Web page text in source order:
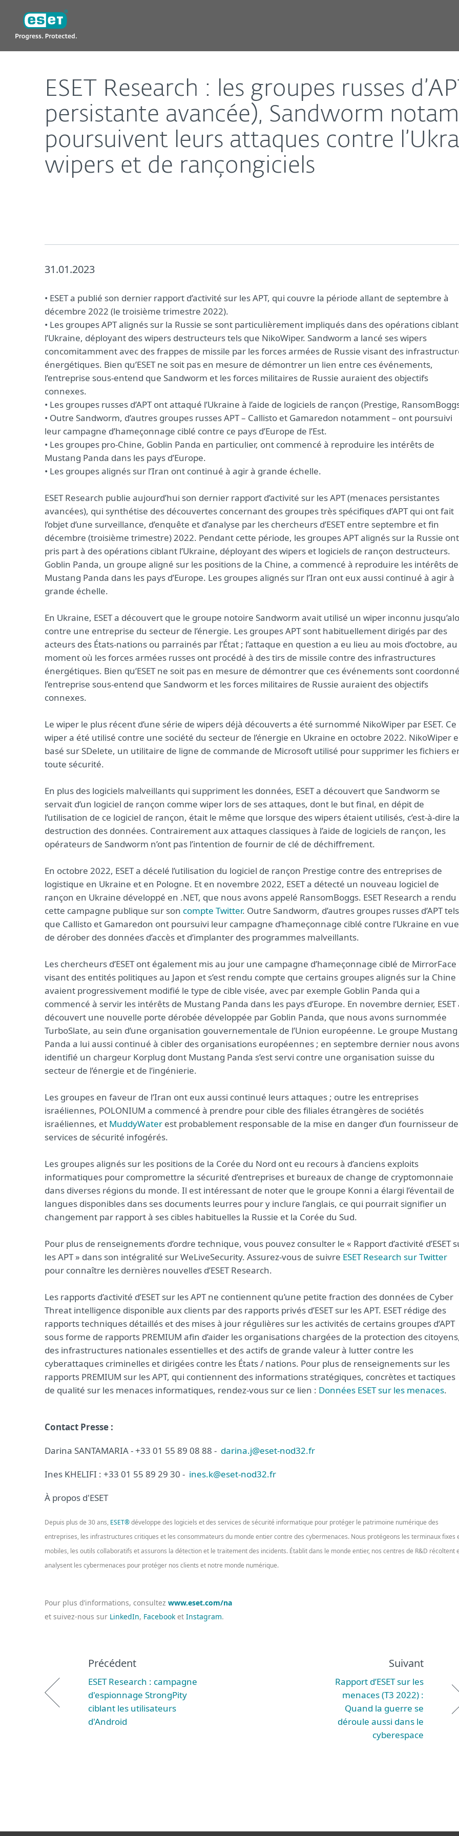
ESET Research : les groupes russes
persistante avancée), Sandworm
poursuivent leurs attaques contre
wipers et de rançongiciels
31.01.2023
• ESET a publié son dernier rapport d’activité sur les APT, qui couvre la période allant de septembre à
décembre 2022 (le troisième trimestre 2022).
• Les groupes APT alignés sur la Russie se sont particulièrement impliqués dans des opérations ciblant
l’Ukraine, déployant des wipers destructeurs tels que NikoWiper. Sandworm a lancé ses wipers
concomitamment avec des frappes de missile par les forces armées de Russie visant des
énergétiques. Bien qu’ESET ne soit pas en mesure de démontrer un lien entre ces événements,
l’entreprise sous-entend que Sandworm et les forces militaires de Russie auraient des objectifs
connexes.
• Les groupes russes d’APT ont attaqué l’Ukraine à l’aide de logiciels de rançon (Prestige,
• Outre Sandworm, d’autres groupes russes APT – Callisto et Gamaredon notamment – ont poursuivi
leur campagne d’hameçonnage ciblé contre ce pays d’Europe de l’Est.
• Les groupes pro-Chine, Goblin Panda en particulier, ont commencé à reproduire les intérêts de
Mustang Panda dans les pays d’Europe.
• Les groupes alignés sur l’Iran ont continué à agir à grande échelle.
ESET Research publie aujourd’hui son dernier rapport d’activité sur les APT (menaces persistantes
avancées), qui synthétise des découvertes concernant des groupes très spécifiques d’APT qui ont fait
l’objet d’une surveillance, d’enquête et d’analyse par les chercheurs d’ESET entre septembre et fin
décembre (troisième trimestre) 2022. Pendant cette période, les groupes APT alignés sur la Russie ont
pris part à des opérations ciblant l’Ukraine, déployant des wipers et logiciels de rançon destructeurs.
Goblin Panda, un groupe aligné sur les positions de la Chine, a commencé à reproduire les intérêts de
Mustang Panda dans les pays d’Europe. Les groupes alignés sur l’Iran ont eux aussi continué à agir à
grande échelle.
En Ukraine, ESET a découvert que le groupe notoire Sandworm avait utilisé un wiper inconnu
contre une entreprise du secteur de l’énergie. Les groupes APT sont habituellement dirigés par des
acteurs des États-nations ou parrainés par l’État ; l’attaque en question a eu lieu au mois d’octobre, au
moment où les forces armées russes ont procédé à des tirs de missile contre des infrastructures
énergétiques. Bien qu’ESET ne soit pas en mesure de démontrer que ces événements sont
l’entreprise sous-entend que Sandworm et les forces militaires de Russie auraient des objectifs
connexes.
Le wiper le plus récent d’une série de wipers déjà découverts a été surnommé NikoWiper par ESET. Ce
wiper a été utilisé contre une société du secteur de l’énergie en Ukraine en octobre 2022. NikoWiper
basé sur SDelete, un utilitaire de ligne de commande de Microsoft utilisé pour supprimer les fichiers
toute sécurité.
En plus des logiciels malveillants qui suppriment les données, ESET a découvert que Sandworm se
servait d’un logiciel de rançon comme wiper lors de ses attaques, dont le but final, en dépit de
l’utilisation de ce logiciel de rançon, était le même que lorsque des wipers étaient utilisés, c’est-à-dire
destruction des données. Contrairement aux attaques classiques à l’aide de logiciels de rançon, les
opérateurs de Sandworm n’ont pas l’intention de fournir de clé de déchiffrement.
En octobre 2022, ESET a décelé l’utilisation du logiciel de rançon Prestige contre des entreprises de
logistique en Ukraine et en Pologne. Et en novembre 2022, ESET a détecté un nouveau logiciel de
rançon en Ukraine développé en .NET, que nous avons appelé RansomBoggs. ESET Research a rendu
cette campagne publique sur son compte Twitter. Outre Sandworm, d’autres groupes russes d’APT tels
que Callisto et Gamaredon ont poursuivi leur campagne d’hameçonnage ciblé contre l’Ukraine en vue
de dérober des données d’accès et d’implanter des programmes malveillants.
Les chercheurs d’ESET ont également mis au jour une campagne d’hameçonnage ciblé de MirrorFace
visant des entités politiques au Japon et s’est rendu compte que certains groupes alignés sur la Chine
avaient progressivement modifié le type de cible visée, avec par exemple Goblin Panda qui a
commencé à servir les intérêts de Mustang Panda dans les pays d’Europe. En novembre dernier, ESET
découvert une nouvelle porte dérobée développée par Goblin Panda, que nous avons surnommée
TurboSlate, au sein d’une organisation gouvernementale de l’Union européenne. Le groupe Mustang
Panda a lui aussi continué à cibler des organisations européennes ; en septembre dernier nous avons
identifié un chargeur Korplug dont Mustang Panda s’est servi contre une organisation suisse du
secteur de l’énergie et de l’ingénierie.
Les groupes en faveur de l’Iran ont eux aussi continué leurs attaques ; outre les entreprises
israéliennes, POLONIUM a commencé à prendre pour cible des filiales étrangères de sociétés
israéliennes, et MuddyWater est probablement responsable de la mise en danger d’un fournisseur de
services de sécurité infogérés.
Les groupes alignés sur les positions de la Corée du Nord ont eu recours à d’anciens exploits
informatiques pour compromettre la sécurité d’entreprises et bureaux de change de cryptomonnaie
dans diverses régions du monde. Il est intéressant de noter que le groupe Konni a élargi l’éventail de
langues disponibles dans ses documents leurres pour y inclure l’anglais, ce qui pourrait signifier un
changement par rapport à ses cibles habituelles la Russie et la Corée du Sud.
Pour plus de renseignements d’ordre technique, vous pouvez consulter le « Rapport d’activité d’ESET
les APT » dans son intégralité sur WeLiveSecurity. Assurez-vous de suivre ESET Research sur Twitter
pour connaître les dernières nouvelles d’ESET Research.
Les rapports d’activité d’ESET sur les APT ne contiennent qu’une petite fraction des données de Cyber
Threat intelligence disponible aux clients par des rapports privés d’ESET sur les APT. ESET rédige des
rapports techniques détaillés et des mises à jour régulières sur les activités de certains groupes d’APT
sous forme de rapports PREMIUM afin d’aider les organisations chargées de la protection des
des infrastructures nationales essentielles et des actifs de grande valeur à lutter contre les
cyberattaques criminelles et dirigées contre les États / nations. Pour plus de renseignements sur les
rapports PREMIUM sur les APT, qui contiennent des informations stratégiques, concrètes et tactiques
de qualité sur les menaces informatiques, rendez-vous sur ce lien : Données ESET sur les menaces.
Contact Presse :
Darina SANTAMARIA - +33 01 55 89 08 88 - darina.j@eset-nod32.fr
Ines KHELIFI : +33 01 55 89 29 30 - ines.k@eset-nod32.fr
À propos d'ESET
Depuis plus de 30 ans, ESET®développe des logiciels et des services de sécurité informatique pour protéger le patrimoine numérique des
entreprises, les infrastructures critiques et les consommateurs du monde entier contre des cybermenaces. Nous protégeons les terminaux fixes
mobiles, les outils collaboratifs et assurons la détection et le traitement des incidents. Établit dans le monde entier, nos centres de R&D récoltent
analysent les cybermenaces pour protéger nos clients et notre monde numérique.
Pour plus d’informations, consultez www.eset.com/na
et suivez-nous sur LinkedIn, Facebook et Instagram.
Précédent
ESET Research : campagne
d'espionnage StrongPity
ciblant les utilisateurs
d'Android
Suivant
Rapport d’ESET sur les
menaces (T3 2022) :
Quand la guerre se
déroule aussi dans le
cyberespace
ESET Research : les groupes russes d’APT (menace persistante avancée), Sandworm notamment,
ESET